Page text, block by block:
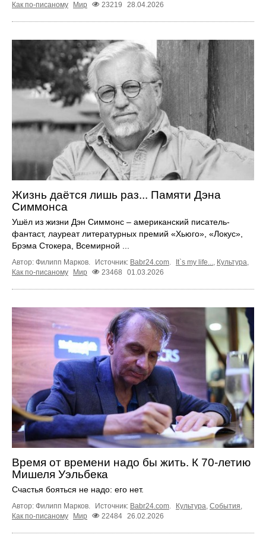
Как по-писаному
Мир 23219 28.04.2026
Жизнь даётся лишь раз... Памяти Дэна
Симмонса
Ушёл из жизни Дэн Симмонс – американский писатель-
фантаст, лауреат литературных премий «Хьюго», «Локус»,
Брэма Стокера, Всемирной ...
Автор: Филипп Марков. Источник: Babr24.com. It`s my life..., Культура,
Как по-писаному
Мир 23468 01.03.2026
Время от времени надо бы жить. К 70‑летию
Мишеля Уэльбека
Счастья бояться не надо: его нет.
Автор: Филипп Марков. Источник: Babr24.com Культура События
Как по-писаному
Мир 22484 26.02.2026